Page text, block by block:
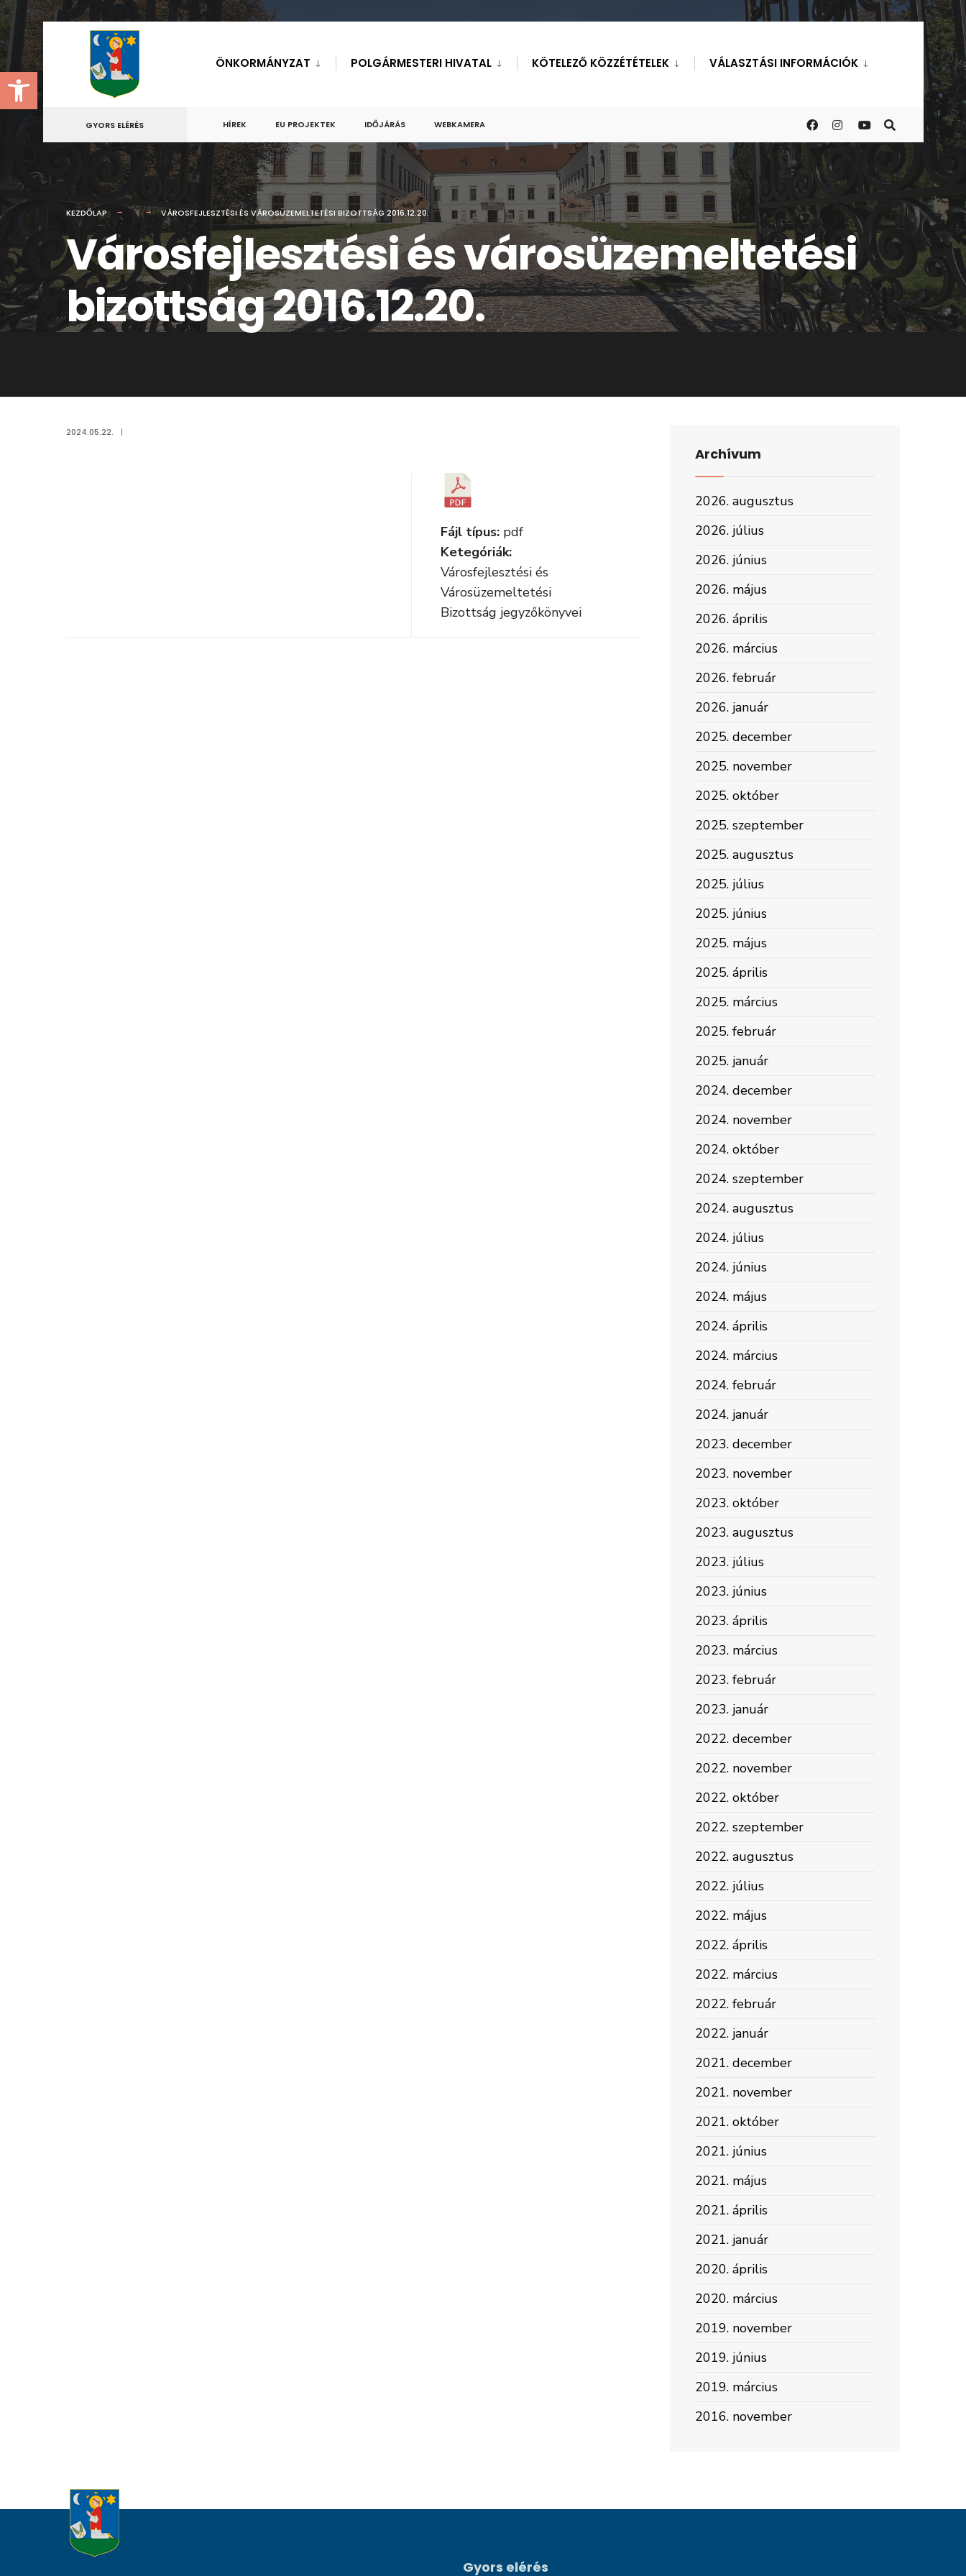
Eszköztár megnyitása
content
ÖNKORMÁNYZAT POLGÁRMESTERI HIVATAL KÖTELEZŐ KÖZZÉTÉTELEK VÁLASZTÁSI INFORMÁCIÓK
GYORS ELÉRÉS HÍREK EU PROJEKTEK IDŐJÁRÁS WEBKAMERA
KEZDŐLAP VÁROSFEJLESZTÉSI ÉS VÁROSÜZEMELTETÉSI BIZOTTSÁG 2016.12.20.
Városfejlesztési és városüzemeltetési
bizottság 2016.12.20.
2024.05.22. |
Fájl típus: pdf
Ketegóriák:
Városfejlesztési és
Városüzemeltetési
Bizottság jegyzőkönyvei
Archívum
2026. augusztus
2026. július
2026. június
2026. május
2026. április
2026. március
2026. február
2026. január
2025. december
2025. november
2025. október
2025. szeptember
2025. augusztus
2025. július
2025. június
2025. május
2025. április
2025. március
2025. február
2025. január
2024. december
2024. november
2024. október
2024. szeptember
2024. augusztus
2024. július
2024. június
2024. május
2024. április
2024. március
2024. február
2024. január
2023. december
2023. november
2023. október
2023. augusztus
2023. július
2023. június
2023. április
2023. március
2023. február
2023. január
2022. december
2022. november
2022. október
2022. szeptember
2022. augusztus
2022. július
2022. május
2022. április
2022. március
2022. február
2022. január
2021. december
2021. november
2021. október
2021. június
2021. május
2021. április
2021. január
2020. április
2020. március
2019. november
2019. június
2019. március
2016. november
Gyors elérés